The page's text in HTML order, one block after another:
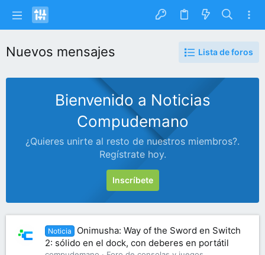
Nuevos mensajes Lista de foros
Bienvenido a Noticias
Compudemano
¿Quieres unirte al resto de nuestros miembros?.
Regístrate hoy.
Inscríbete
Noticia
Onimusha: Way of the Sword en Switch
2: sólido en el dock, con deberes en portátil